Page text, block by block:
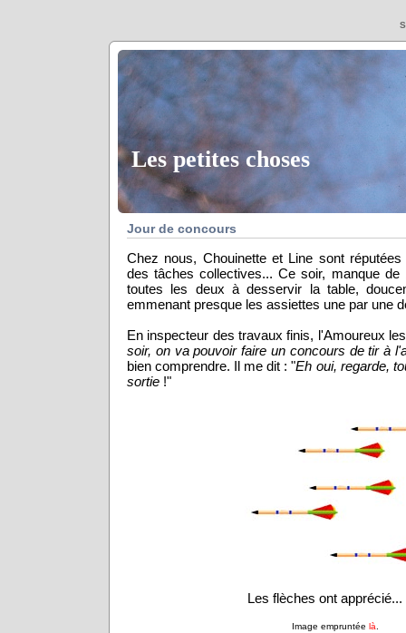
Les petites choses
Jour de concours
Chez nous, Chouinette et Line sont
des tâches collectives... Ce soir, manque de
toutes les deux à desservir la table,
emmenant presque les assiettes une par une
En inspecteur des travaux finis, l'Amoureux
soir, on va pouvoir faire un concours de tir à
bien comprendre. Il me dit : "Eh oui, regarde,
sortie !"
Les flèches ont apprécié...
Image empruntée là